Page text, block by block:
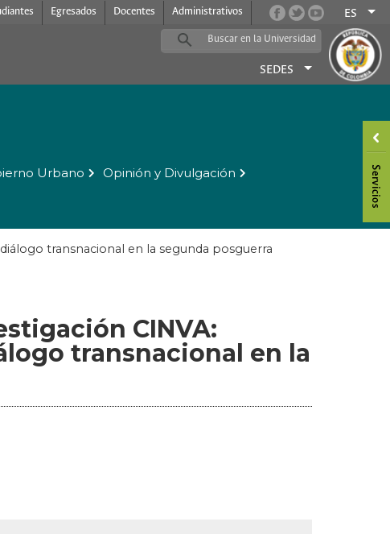
Egresados Docentes Administrativos ES
SEDES
Urbano Opinión y Divulgación
transnacional en la segunda posguerra
CINVA:
transnacional en la